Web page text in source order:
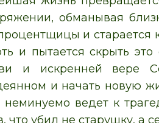
обманывая
и старается
и пытается скрыть
и искренней вере
и начать новую
неминуемо ведет к
что убил не старушку, а